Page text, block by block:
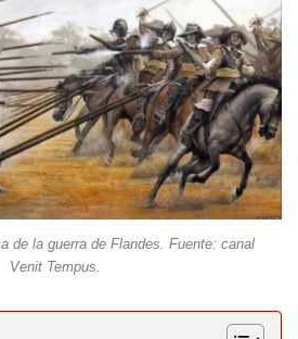
de la guerra de Flandes. Fuente: canal
Venit Tempus.